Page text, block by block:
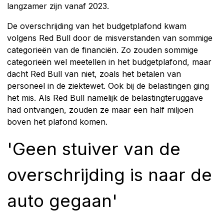
langzamer zijn vanaf 2023.
De overschrijding van het budgetplafond kwam
volgens Red Bull door de misverstanden van sommige
categorieën van de financiën. Zo zouden sommige
categorieën wel meetellen in het budgetplafond, maar
dacht Red Bull van niet, zoals het betalen van
personeel in de ziektewet. Ook bij de belastingen ging
het mis. Als Red Bull namelijk de belastingteruggave
had ontvangen, zouden ze maar een half miljoen
boven het plafond komen.
'Geen stuiver van de
overschrijding is naar de
auto gegaan'